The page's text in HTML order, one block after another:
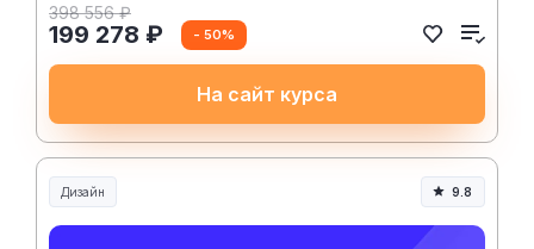
398 556 ₽
199 278 ₽ - 50%
На сайт курса
Дизайн 9.8